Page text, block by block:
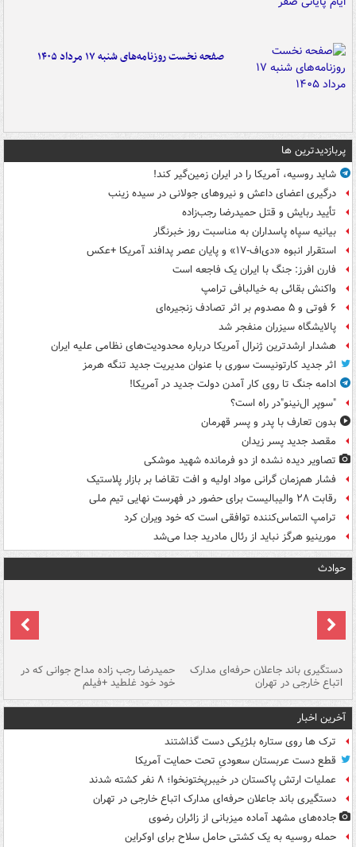
صفحه نخست روزنامه‌های شنبه ۱۷ مرداد ۱۴۰۵
پربازدیدترین ها
شاید روسیه، آمریکا را در ایران زمین‌گیر کند!
درگیری اعضای داعش و نیروهای جولانی در سیده زینب
تأیید ربایش و قتل حمیدرضا رجب‌زاده
بیانیه سپاه پاسداران به مناسبت روز خبرنگار
استقرار انبوه «دی‌اف‑۱۷» و پایان عصر پدافند آمریکا +عکس
فارن افرز: جنگ با ایران یک فاجعه است
واکنش بقائی به خیالبافی ترامپ
۶ فوتی و ۵ مصدوم بر اثر تصادف زنجیره‌ای
پالایشگاه سیزران منفجر شد
هشدار ارشدترین ژنرال آمریکا درباره محدودیت‌های نظامی علیه ایران
اثر جدید کارتونیست سوری با عنوان مدیریت جدید تنگه هرمز
ادامه جنگ تا روی کار آمدن دولت جدید در آمریکا!
"سوپر ال‌نینو"در راه است؟
بدون تعارف با پدر و پسر قهرمان
مقصد جدید پسر زیدان
تصاویر دیده‌ نشده از دو فرمانده شهید موشکی
فشار هم‌زمان گرانی مواد اولیه و افت تقاضا بر بازار پلاستیک
رقابت ۲۸ والیبالیست برای حضور در فهرست نهایی تیم ملی
ترامپ التماس‌کننده توافقی است که خود ویران کرد
مورینیو هرگز نباید از رئال مادرید جدا می‌شد
حوادث
دستگیری باند جاعلان حرفه‌ای مدارک
اتباع خارجی در تهران
حمیدرضا رجب زاده مداح جوانی که در
خود خود غلطید +فیلم
آخرین اخبار
ترک ها روی ستاره بلژیکی دست گذاشتند
قطع دست عربستان سعودیِ تحت حمایت آمریکا
عملیات ارتش پاکستان در خیبرپختونخوا؛ ۸ نفر کشته شدند
دستگیری باند جاعلان حرفه‌ای مدارک اتباع خارجی در تهران
جاده‌های مشهد آماده میزبانی از زائران رضوی
حمله روسیه به یک کشتی حامل سلاح برای اوکراین